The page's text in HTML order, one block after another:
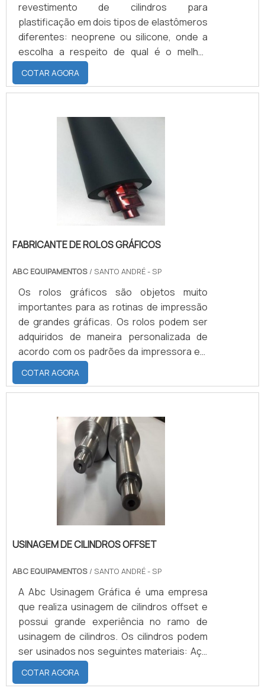
revestimento de cilindros para
plastificação em dois tipos de elastômeros
diferentes: neoprene ou silicone, onde a
escolha a respeito de qual é o melhor
material para revestir o cilindro depende do
modo de utilização ao qual o material será
submetido.CONHEÇA MAIS SOBRE O
possui como maior atribuição a grande
resistência a óleo intempéries, sendo
confeccionado com dureza entre 50 a 95
shores e trabalhando sobre a variação de t.
COTAR AGORA
FABRICANTE DE ROLOS GRÁFICOS
ABC EQUIPAMENTOS / SANTO ANDRÉ - SP
Os rolos gráficos são objetos muito
importantes para as rotinas de impressão
de grandes gráficas. Os rolos podem ser
adquiridos de maneira personalizada de
acordo com os padrões da impressora em
que será inserido. Por esse motivo é
recomendado procurar um fabricante de
rolos gráficos que seja referência no
produtos fornecidos são de alta qualidade
e resistentes.MAIS INFORMAÇÕES SOBRE
OS ROLOS GRÁFICOSO rolo tem a função
de ajudar na passagem do papel entre .
COTAR AGORA
USINAGEM DE CILINDROS OFFSET
ABC EQUIPAMENTOS / SANTO ANDRÉ - SP
A Abc Usinagem Gráfica é uma empresa
que realiza usinagem de cilindros offset e
possui grande experiência no ramo de
usinagem de cilindros. Os cilindros podem
ser usinados nos seguintes materiais: Aço
1020; Aço 1045; Alumínio; Inox; Bronze;
Latão.MATERIAIS DE QUALIDADE QUE
COTAR AGORA